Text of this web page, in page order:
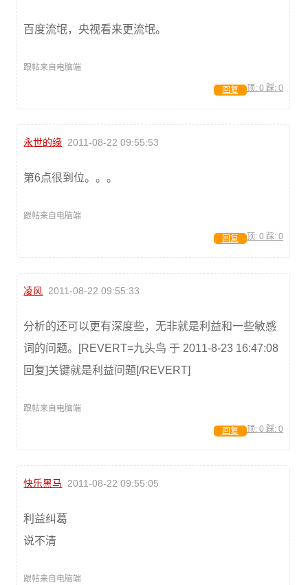
百度流氓，央视看来更流氓。
跟帖来自电脑端
顶: 0 踩: 0
回复
永世的缘 2011-08-22 09:55:53
第6点很到位。。。
跟帖来自电脑端
顶: 0 踩: 0
回复
凌风 2011-08-22 09:55:33
分析的还可以更有深度些，无非就是利益和一些敏感
词的问题。[REVERT=九头鸟 于 2011-8-23 16:47:08
回复]关键就是利益问题[/REVERT]
跟帖来自电脑端
顶: 0 踩: 0
回复
快乐黑马 2011-08-22 09:55:05
利益纠葛
说不清
跟帖来自电脑端